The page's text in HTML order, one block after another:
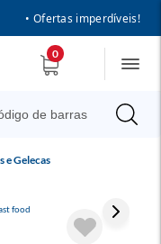
• Ofertas imperdíveis!
0
e Gelecas